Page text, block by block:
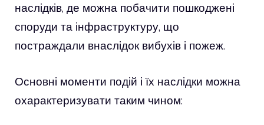
наслідків, де можна побачити пошкоджені
споруди та інфраструктуру, що
постраждали внаслідок вибухів і пожеж.
Основні моменти подій і їх наслідки можна
охарактеризувати таким чином: